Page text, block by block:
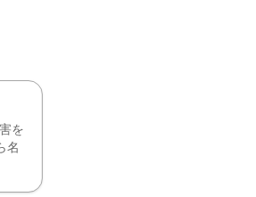
を
名